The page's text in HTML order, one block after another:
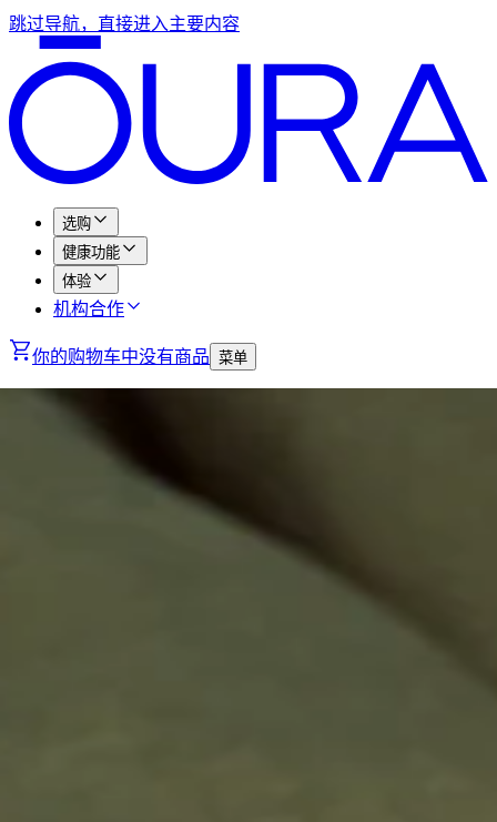
跳过导航，直接进入主要内容
选购
健康功能
体验
机构合作
你的购物车中没有商品 菜单